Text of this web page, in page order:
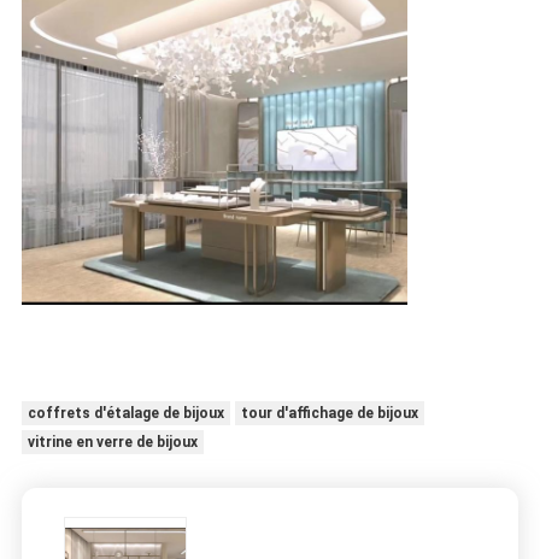
coffrets d'étalage de bijoux
tour d'affichage de bijoux
vitrine en verre de bijoux